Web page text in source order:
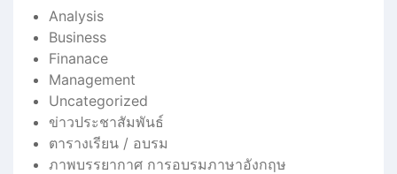
Analysis
Business
Finanace
Management
Uncategorized
ข่าวประชาสัมพันธ์
ตารางเรียน / อบรม
ภาพบรรยากาศ การอบรมภาษาอังกฤษ